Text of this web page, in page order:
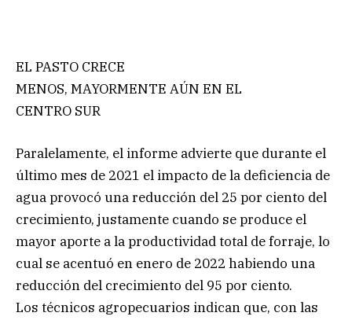
EL PASTO CRECE
MENOS, MAYORMENTE AÚN EN EL
CENTRO SUR
Paralelamente, el informe advierte que durante el
último mes de 2021 el impacto de la deficiencia de
agua provocó una reducción del 25 por ciento del
crecimiento, justamente cuando se produce el
mayor aporte a la productividad total de forraje, lo
cual se acentuó en enero de 2022 habiendo una
reducción del crecimiento del 95 por ciento.
Los técnicos agropecuarios indican que, con las